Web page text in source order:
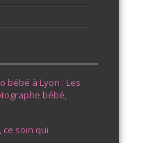
bébé à Lyon : Les
bébé,
ce soin qui